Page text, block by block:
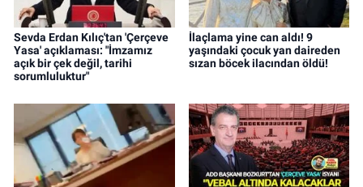
Sevda Erdan Kılıç'tan 'Çerçeve
Yasa' açıklaması: "İmzamız
açık bir çek değil, tarihi
sorumluluktur"
İlaçlama yine can aldı! 9
yaşındaki çocuk yan daireden
sızan böcek ilacından öldü!